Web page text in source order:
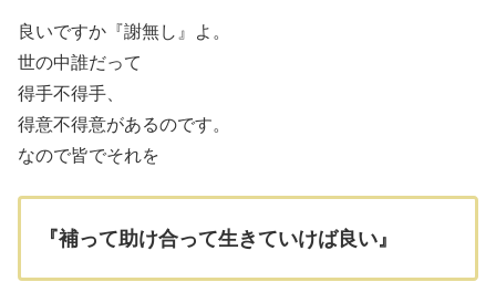
良いですか『謝無し』よ。
世の中誰だって
得手不得手、
得意不得意があるのです。
なので皆でそれを
『補って助け合って生きていけば良い』